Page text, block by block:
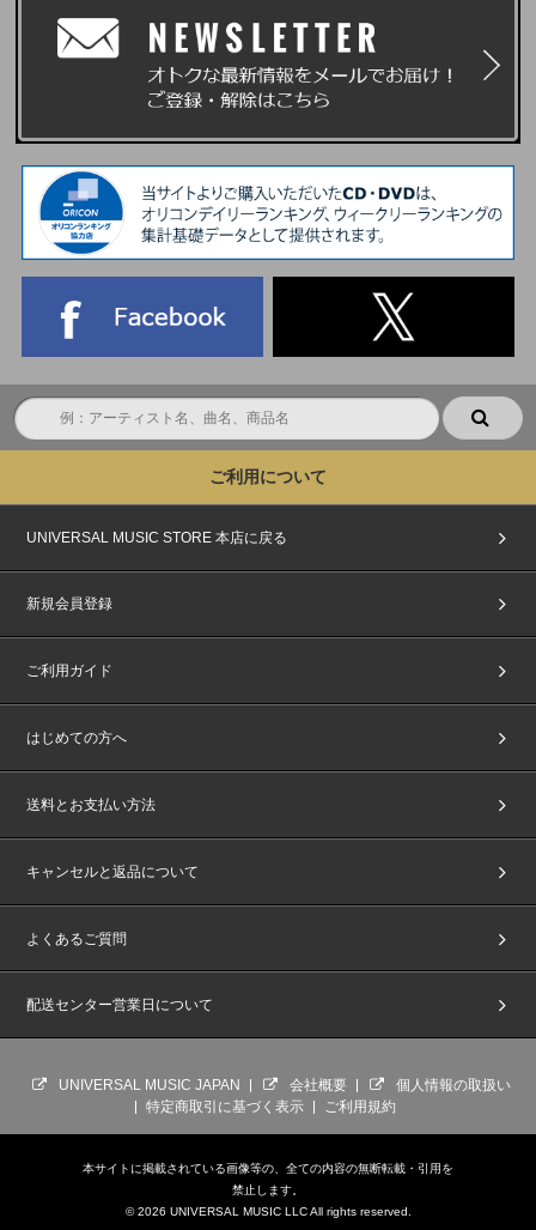
※サイズや構成内容は制作元の事情により変更になる場合がございます。あ
らかじめご了承ください。
※素材の特徴上、クラックや変色、色移りなどが発生する可能性がありま
Weverse Shopアカウント登録および映像コンテンツ視聴に関するお問い合
わせ
★Weverse カスタマーセンター
お問い合わせフォーム：
https://help.weverse.io/weverse/?language=ja
営業時間：平日10:00~12:00、13:00~17:00 (土日祝日を除く)
※24時間受け付けておりますが、お問い合わせ状況や内容によっては回答
までにお時間をいただく場合がございます。
※Weverse Shopアカウント登録および映像コンテンツ視聴に関するお問い
※上記以外の窓口にお問い合わせいただいてもご対応いたしかねます。
ご利用について
UNIVERSAL MUSIC STORE 本店に戻る
新規会員登録
ご利用ガイド
はじめての方へ
送料とお支払い方法
キャンセルと返品について
よくあるご質問
配送センター営業日について
UNIVERSAL MUSIC JAPAN 会社概要
個人情報の取扱い
特定商取引に基づく表示
ご利用規約
本サイトに掲載されている画像等の、全ての内容の無断転載・引用を
禁止します。
© 2026 UNIVERSAL MUSIC LLC All rights reserved.